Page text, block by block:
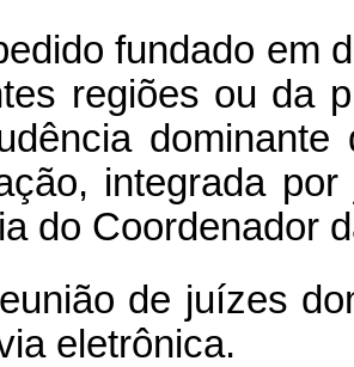
fundado em
regiões ou da
integrada
do Coordenador
de juízes
eletrônica.